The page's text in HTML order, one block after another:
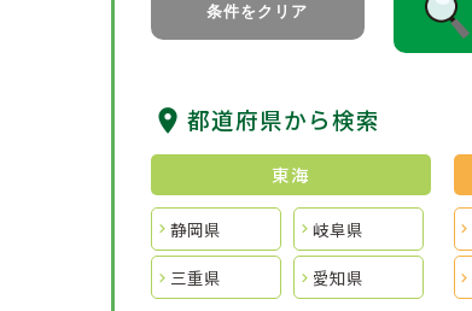
条件をクリア
都道府県から検索
東海
静岡県 岐阜県
三重県 愛知県